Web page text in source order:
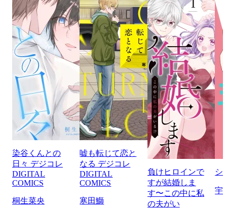
染谷くんとの
日々 デジコレ
DIGITAL
COMICS
桐生菜央
嘘も転じて恋と
なる デジコレ
DIGITAL
COMICS
寒田鰤
負けヒロインで
すが結婚しま
す〜この中に私
の夫がい
シ
宇